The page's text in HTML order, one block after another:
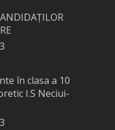
în clasa a 10
I.S Neciui-